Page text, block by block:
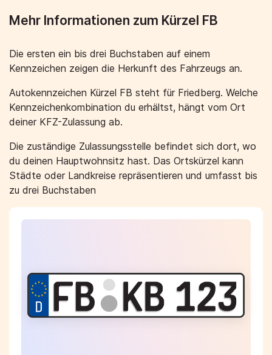
Mehr Informationen zum Kürzel FB
Die ersten ein bis drei Buchstaben auf einem
Kennzeichen zeigen die Herkunft des Fahrzeugs an.
Autokennzeichen Kürzel FB steht für Friedberg. Welche
Kennzeichenkombination du erhältst, hängt vom Ort
deiner KFZ-Zulassung ab.
Die zuständige Zulassungsstelle befindet sich dort, wo
du deinen Hauptwohnsitz hast. Das Ortskürzel kann
Städte oder Landkreise repräsentieren und umfasst bis
zu drei Buchstaben